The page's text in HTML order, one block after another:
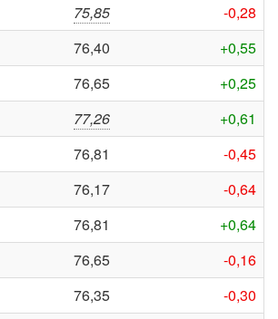
75,85
-0,28
76,40
+0,55
76,65
+0,25
77,26
+0,61
76,81
-0,45
76,17
-0,64
76,81
+0,64
76,65
-0,16
76,35
-0,30